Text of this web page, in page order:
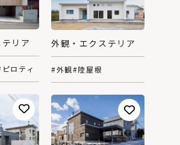
リア
ロティ
外観・エクステリア
#外観#陸屋根